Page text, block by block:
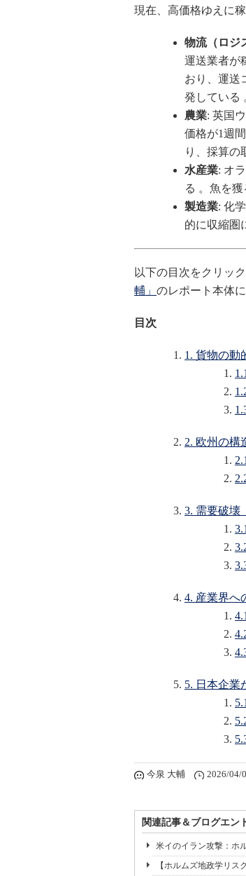
現在、高価格ゆえに
物流（ロジ
運送業者が
おり、運送
発している
農業: 英国
価格が1週
り、採算の
水産業: オ
る 。魚を
製造業: 化
的に収縮圏
以下の目次をクリッ
輔」 のレポート本体に
目次
1. 貨物の動
2. 欧州の構
3. 需要破壊
4. 産業界へ
5. 日本企業
今泉 大輔 2026/04/
関連記事＆ブログエン
米イのイラン攻撃：ホ
【ホルムズ地政学リス